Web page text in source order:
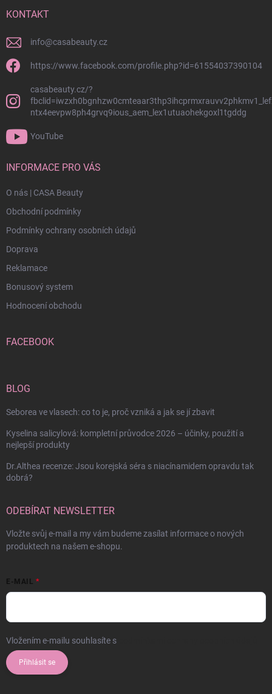
KONTAKT
info@casabeauty.cz
https://www.facebook.com/profile.php?id=61554037390104
casabeauty.cz/?
ntx4eevpw8ph4grvq9ious_aem_lex1utuaohekgoxl1tgddg
YouTube
INFORMACE PRO VÁS
O nás | CASA Beauty
Obchodní podmínky
Podmínky ochrany osobních údajů
Doprava
Reklamace
Bonusový system
Hodnocení obchodu
FACEBOOK
BLOG
Seborea ve vlasech: co to je, proč vzniká a jak se jí zbavit
Kyselina salicylová: kompletní průvodce 2026 – účinky, použití a
nejlepší produkty
Dr.Althea recenze: Jsou korejská séra s niacínamidem opravdu tak
dobrá?
ODEBÍRAT NEWSLETTER
Vložte svůj e-mail a my vám budeme zasílat informace o nových
produktech na našem e-shopu.
E-MAIL
Vložením e-mailu souhlasíte s
Přihlásit se